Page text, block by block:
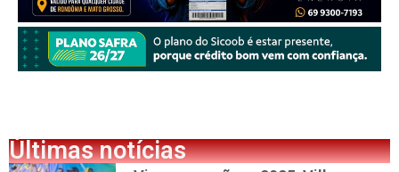
Últimas notícias